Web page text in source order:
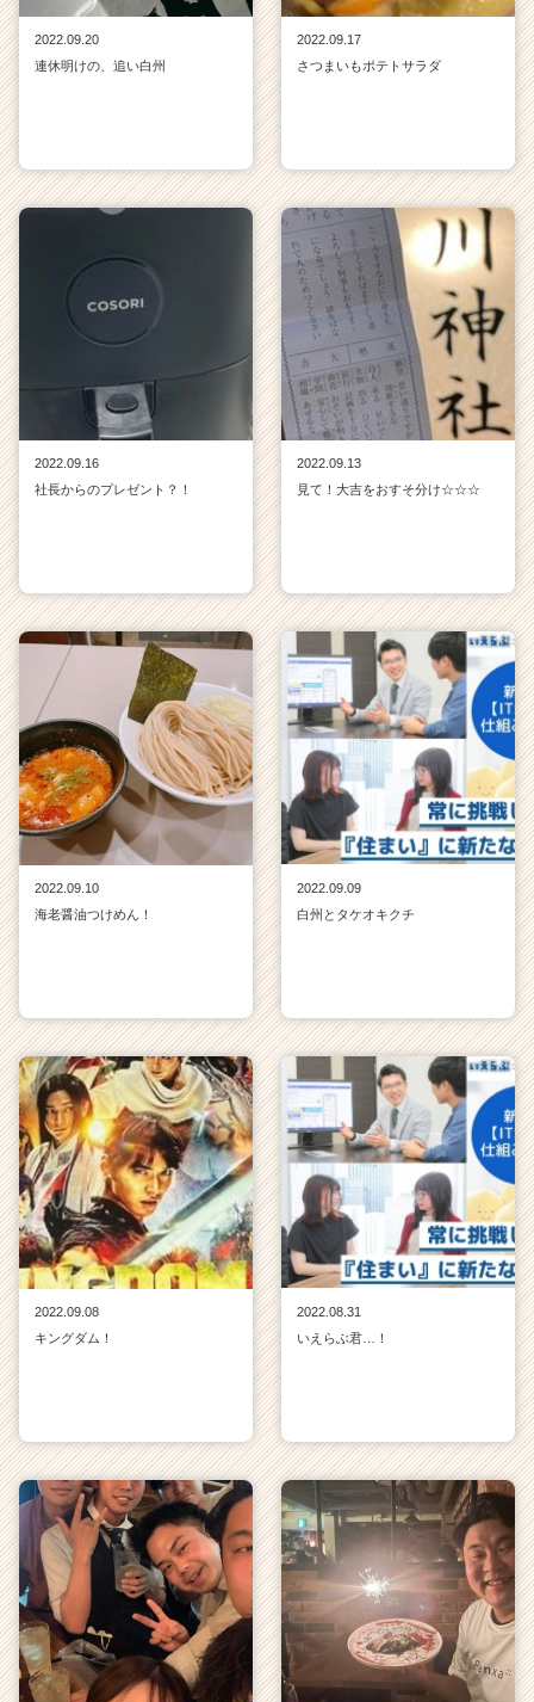
2022.09.20
連休明けの、追い白州
2022.09.17
さつまいもポテトサラダ
2022.09.16
社長からのプレゼント？！
2022.09.13
見て！大吉をおすそ分け☆☆☆
2022.09.10
海老醤油つけめん！
2022.09.09
白州とタケオキクチ
2022.09.08
キングダム！
2022.08.31
いえらぶ君…！